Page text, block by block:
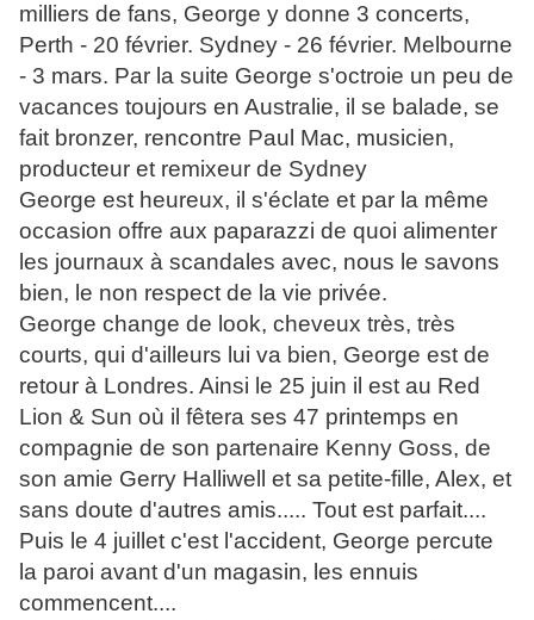
milliers de fans, George y donne 3 concerts,
Perth - 20 février. Sydney - 26 février. Melbourne
- 3 mars. Par la suite George s'octroie un peu de
vacances toujours en Australie, il se balade, se
fait bronzer, rencontre Paul Mac, musicien,
producteur et remixeur de Sydney
George est heureux, il s'éclate et par la même
occasion offre aux paparazzi de quoi alimenter
les journaux à scandales avec, nous le savons
bien, le non respect de la vie privée.
George change de look, cheveux très, très
courts, qui d'ailleurs lui va bien, George est de
retour à Londres. Ainsi le 25 juin il est au Red
Lion & Sun où il fêtera ses 47 printemps en
compagnie de son partenaire Kenny Goss, de
son amie Gerry Halliwell et sa petite-fille, Alex, et
sans doute d'autres amis..... Tout est parfait....
Puis le 4 juillet c'est l'accident, George percute
la paroi avant d'un magasin, les ennuis
commencent....